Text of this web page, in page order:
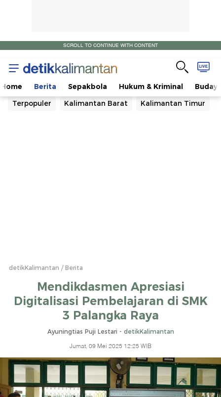
SCROLL TO CONTINUE WITH CONTENT
Home Berita Sepakbola Hukum & Kriminal
Terpopuler
Kalimantan Barat Kalimantan Timur
detikKalimantan Berita
Mendikdasmen Apresiasi
Digitalisasi Pembelajaran di SMK
3 Palangka Raya
Ayuningtias Puji Lestari - detikKalimantan
Jumat, 09 Mei 2025 12:25 WIB